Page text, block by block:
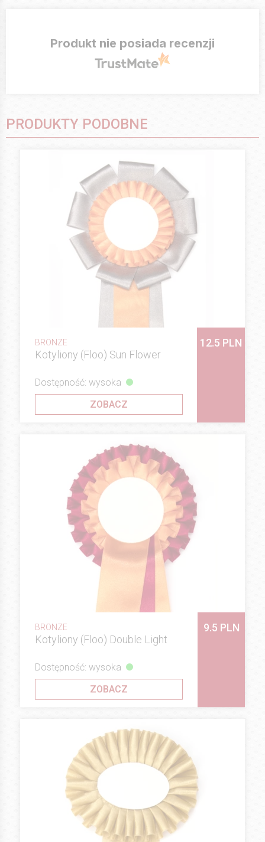
Produkt nie posiada recenzji
PRODUKTY PODOBNE
BRONZE
Kotyliony (Floo) Sun Flower
12.5 PLN
Dostępność: wysoka
ZOBACZ
BRONZE
Kotyliony (Floo) Double Light
9.5 PLN
Dostępność: wysoka
ZOBACZ